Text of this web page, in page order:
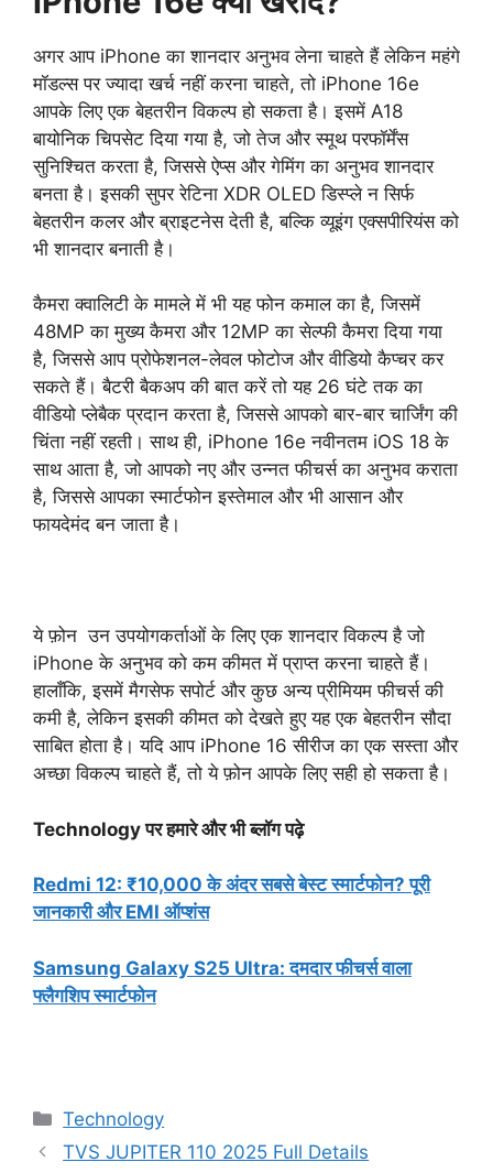
अगर आप iPhone का शानदार अनुभव लेना चाहते हैं लेकिन महंगे
मॉडल्स पर ज्यादा खर्च नहीं करना चाहते, तो iPhone 16e
आपके लिए एक बेहतरीन विकल्प हो सकता है। इसमें A18
बायोनिक चिपसेट दिया गया है, जो तेज और स्मूथ परफॉर्मेंस
सुनिश्चित करता है, जिससे ऐप्स और गेमिंग का अनुभव शानदार
बनता है। इसकी सुपर रेटिना XDR OLED डिस्प्ले न सिर्फ
बेहतरीन कलर और ब्राइटनेस देती है, बल्कि व्यूइंग एक्सपीरियंस को
भी शानदार बनाती है।
कैमरा क्वालिटी के मामले में भी यह फोन कमाल का है, जिसमें
48MP का मुख्य कैमरा और 12MP का सेल्फी कैमरा दिया गया
है, जिससे आप प्रोफेशनल-लेवल फोटोज और वीडियो कैप्चर कर
सकते हैं। बैटरी बैकअप की बात करें तो यह 26 घंटे तक का
वीडियो प्लेबैक प्रदान करता है, जिससे आपको बार-बार चार्जिंग की
चिंता नहीं रहती। साथ ही, iPhone 16e नवीनतम iOS 18 के
साथ आता है, जो आपको नए और उन्नत फीचर्स का अनुभव कराता
है, जिससे आपका स्मार्टफोन इस्तेमाल और भी आसान और
फायदेमंद बन जाता है।
ये फ़ोन उन उपयोगकर्ताओं के लिए एक शानदार विकल्प है जो
iPhone के अनुभव को कम कीमत में प्राप्त करना चाहते हैं।
हालाँकि, इसमें मैगसेफ सपोर्ट और कुछ अन्य प्रीमियम फीचर्स की
कमी है, लेकिन इसकी कीमत को देखते हुए यह एक बेहतरीन सौदा
साबित होता है। यदि आप iPhone 16 सीरीज का एक सस्ता और
अच्छा विकल्प चाहते हैं, तो ये फ़ोन आपके लिए सही हो सकता है।
Technology पर हमारे और भी ब्लॉग पढ़े
Redmi 12: ₹10,000 के अंदर सबसे बेस्ट स्मार्टफोन? पूरी
जानकारी और EMI ऑप्शंस
Samsung Galaxy S25 Ultra: दमदार फीचर्स वाला
फ्लैगशिप स्मार्टफोन
Categories
Technology
TVS JUPITER 110 2025 Full Details